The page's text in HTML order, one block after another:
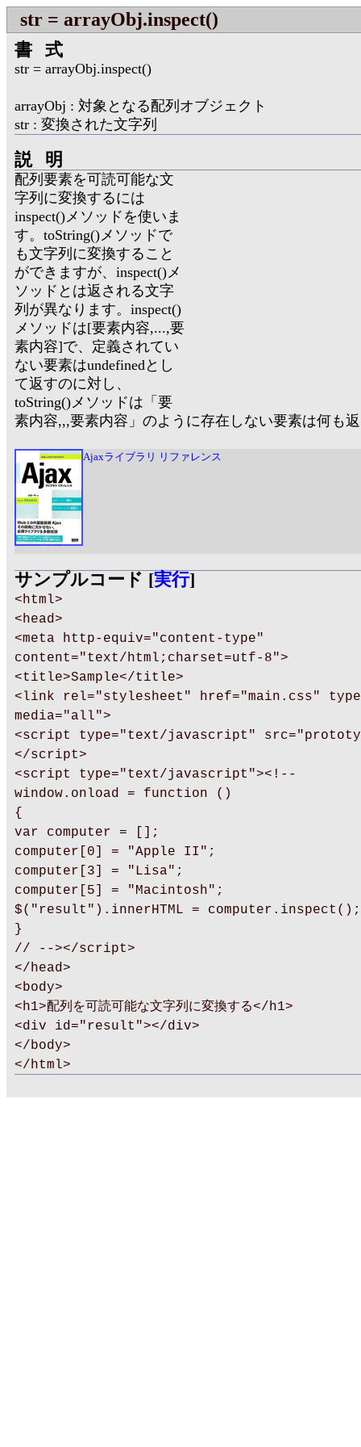
str = arrayObj.inspect()
書式
str = arrayObj.inspect()
arrayObj : 対象となる配列オブジェクト
str : 変換された文字列
説明
配列要素を可読可能な文
字列に変換するには
inspect()メソッドを使いま
す。toString()メソッドで
も文字列に変換すること
ができますが、inspect()メ
ソッドとは返される文字
列が異なります。inspect()
メソッドは[要素内容,...,要
素内容]で、定義されてい
ない要素はundefinedとし
て返すのに対し、
toString()メソッドは「要
素内容,,,要素内容」のように存在しない要素は何も
Ajaxライブラリ リファレンス
サンプルコード [実行]
<html>
<head>
<meta http-equiv="content-type"
content="text/html;charset=utf-8">
<title>Sample</title>
<link rel="stylesheet" href="main.css"
media="all">
<script type="text/javascript"
</script>
<script type="text/javascript"><!--
window.onload = function ()
{
var computer = [];
computer[0] = "Apple II";
computer[3] = "Lisa";
computer[5] = "Macintosh";
$("result").innerHTML = computer.inspect();
}
// --></script>
</head>
<body>
<h1>配列を可読可能な文字列に変換する</h1>
<div id="result"></div>
</body>
</html>